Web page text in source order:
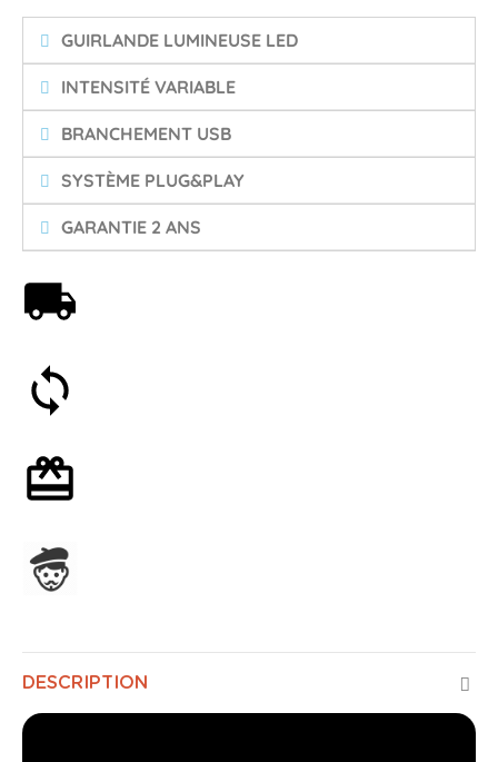
GUIRLANDE LUMINEUSE LED
INTENSITÉ VARIABLE
BRANCHEMENT USB
SYSTÈME PLUG&PLAY
GARANTIE 2 ANS
DESCRIPTION